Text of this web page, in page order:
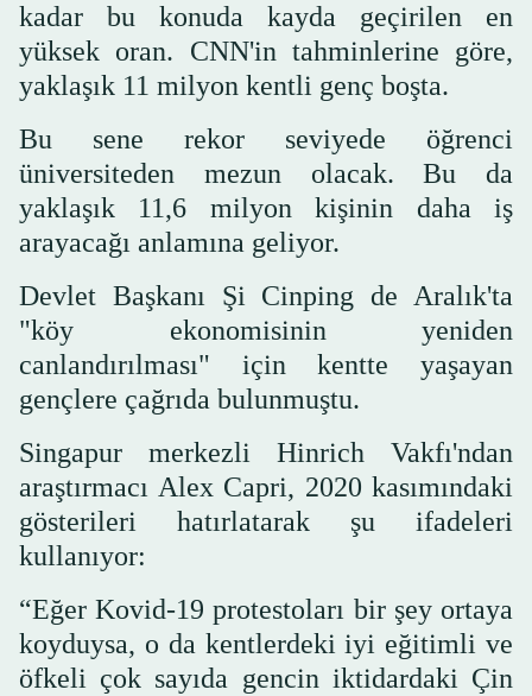
kadar bu konuda kayda geçirilen en
yüksek oran. CNN'in tahminlerine göre,
yaklaşık 11 milyon kentli genç boşta.
Bu sene rekor seviyede öğrenci
üniversiteden mezun olacak. Bu da
yaklaşık 11,6 milyon kişinin daha iş
arayacağı anlamına geliyor.
Devlet Başkanı Şi Cinping de Aralık'ta
"köy ekonomisinin yeniden
canlandırılması" için kentte yaşayan
gençlere çağrıda bulunmuştu.
Singapur merkezli Hinrich Vakfı'ndan
araştırmacı Alex Capri, 2020 kasımındaki
gösterileri hatırlatarak şu ifadeleri
kullanıyor:
“Eğer Kovid-19 protestoları bir şey ortaya
koyduysa, o da kentlerdeki iyi eğitimli ve
öfkeli çok sayıda gencin iktidardaki Çin